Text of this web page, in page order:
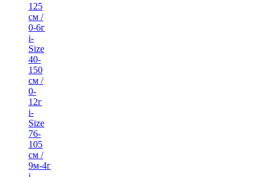
125
см /
0-6г
i-
Size
40-
150
см /
0-
12г
i-
Size
76-
105
см /
9м-4г